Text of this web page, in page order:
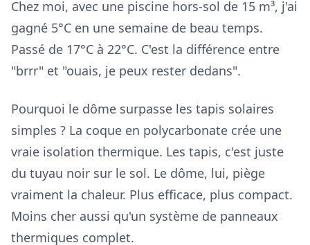
Chez moi, avec une piscine hors-sol de 15 m³, j'ai
gagné 5°C en une semaine de beau temps.
Passé de 17°C à 22°C. C'est la différence entre
"brrr" et "ouais, je peux rester dedans".
Pourquoi le dôme surpasse les tapis solaires
simples ? La coque en polycarbonate crée une
vraie isolation thermique. Les tapis, c'est juste
du tuyau noir sur le sol. Le dôme, lui, piège
vraiment la chaleur. Plus efficace, plus compact.
Moins cher aussi qu'un système de panneaux
thermiques complet.